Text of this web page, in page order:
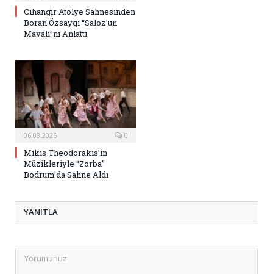
Cihangir Atölye Sahnesinden
Boran Özsaygı “Saloz’un
Mavalı”nı Anlattı
06.08.2026 0
Mikis Theodorakis’in
Müzikleriyle “Zorba”
Bodrum’da Sahne Aldı
YANITLA